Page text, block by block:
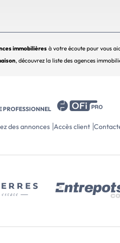
immobilières à votre écoute pour vous
, découvrez la liste des agences
PROFESSIONNEL
des annonces Accès client